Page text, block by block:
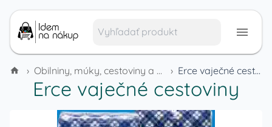
› Obilniny, múky, cestoviny a cereálie › Erce vaječné cestoviny
Erce vaječné cestoviny